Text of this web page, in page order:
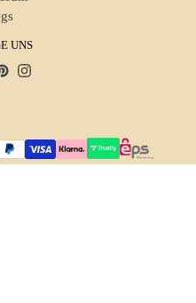
UNS
PinterestInstagram